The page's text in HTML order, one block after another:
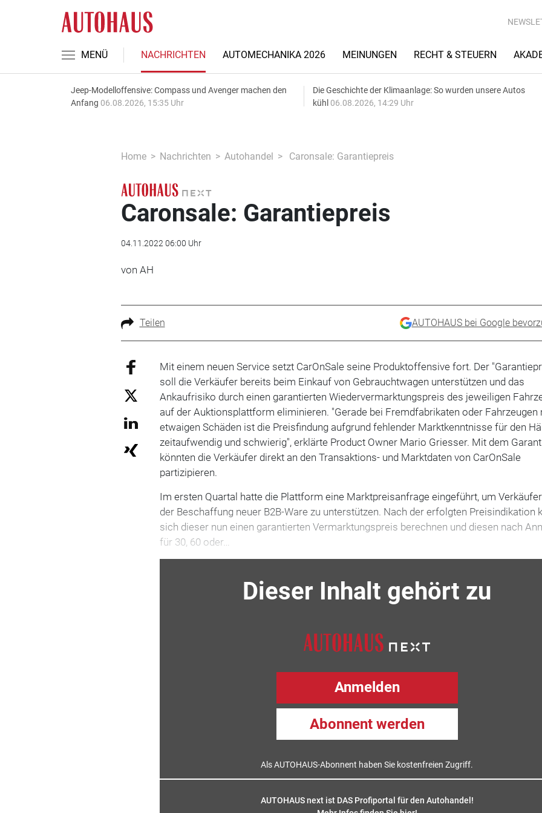
MENÜ NACHRICHTEN AUTOMECHANIKA 2026 MEINUNGEN RECHT & STEUERN
Jeep-Modelloffensive: Compass und Avenger machen den
Anfang 06.08.2026, 15:35 Uhr
Die Geschichte der Klimaanlage: So wurden unsere Autos
kühl 06.08.2026, 14:29 Uhr
Home Nachrichten Autohandel Caronsale: Garantiepreis
Caronsale: Garantiepreis
04.11.2022 06:00 Uhr
von AH
Teilen AUTOHAUS bei Google
Mit einem neuen Service setzt CarOnSale seine Produktoffensive fort. Der
soll die Verkäufer bereits beim Einkauf von Gebrauchtwagen unterstützen und das
Ankaufrisiko durch einen garantierten Wiedervermarktungspreis des jeweiligen
auf der Auktionsplattform eliminieren. "Gerade bei Fremdfabrikaten oder Fahrzeugen
etwaigen Schäden ist die Preisfindung aufgrund fehlender Marktkenntnisse für den
zeitaufwendig und schwierig", erklärte Product Owner Mario Griesser. Mit dem
könnten die Verkäufer direkt an den Transaktions- und Marktdaten von CarOnSale
partizipieren.
Im ersten Quartal hatte die Plattform eine Marktpreisanfrage eingeführt, um
der Beschaffung neuer B2B-Ware zu unterstützen. Nach der erfolgten Preisindikation
sich dieser nun einen garantierten Vermarktungspreis berechnen und diesen nach
für 30, 60 oder…
Dieser Inhalt gehört zu
Anmelden
Abonnent werden
Als AUTOHAUS-Abonnent haben Sie kostenfreien Zugriff.
AUTOHAUS next ist DAS Profiportal für den Autohandel!